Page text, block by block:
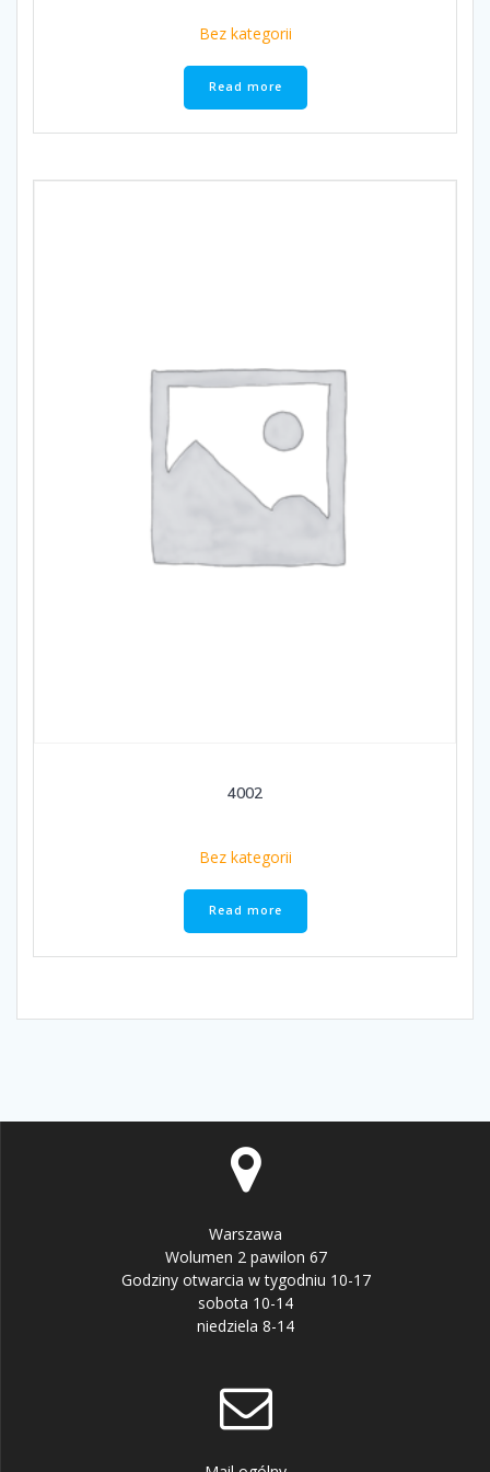
Bez kategorii
Read more
4002
Bez kategorii
Read more
Warszawa
Wolumen 2 pawilon 67
Godziny otwarcia w tygodniu 10-17
sobota 10-14
niedziela 8-14